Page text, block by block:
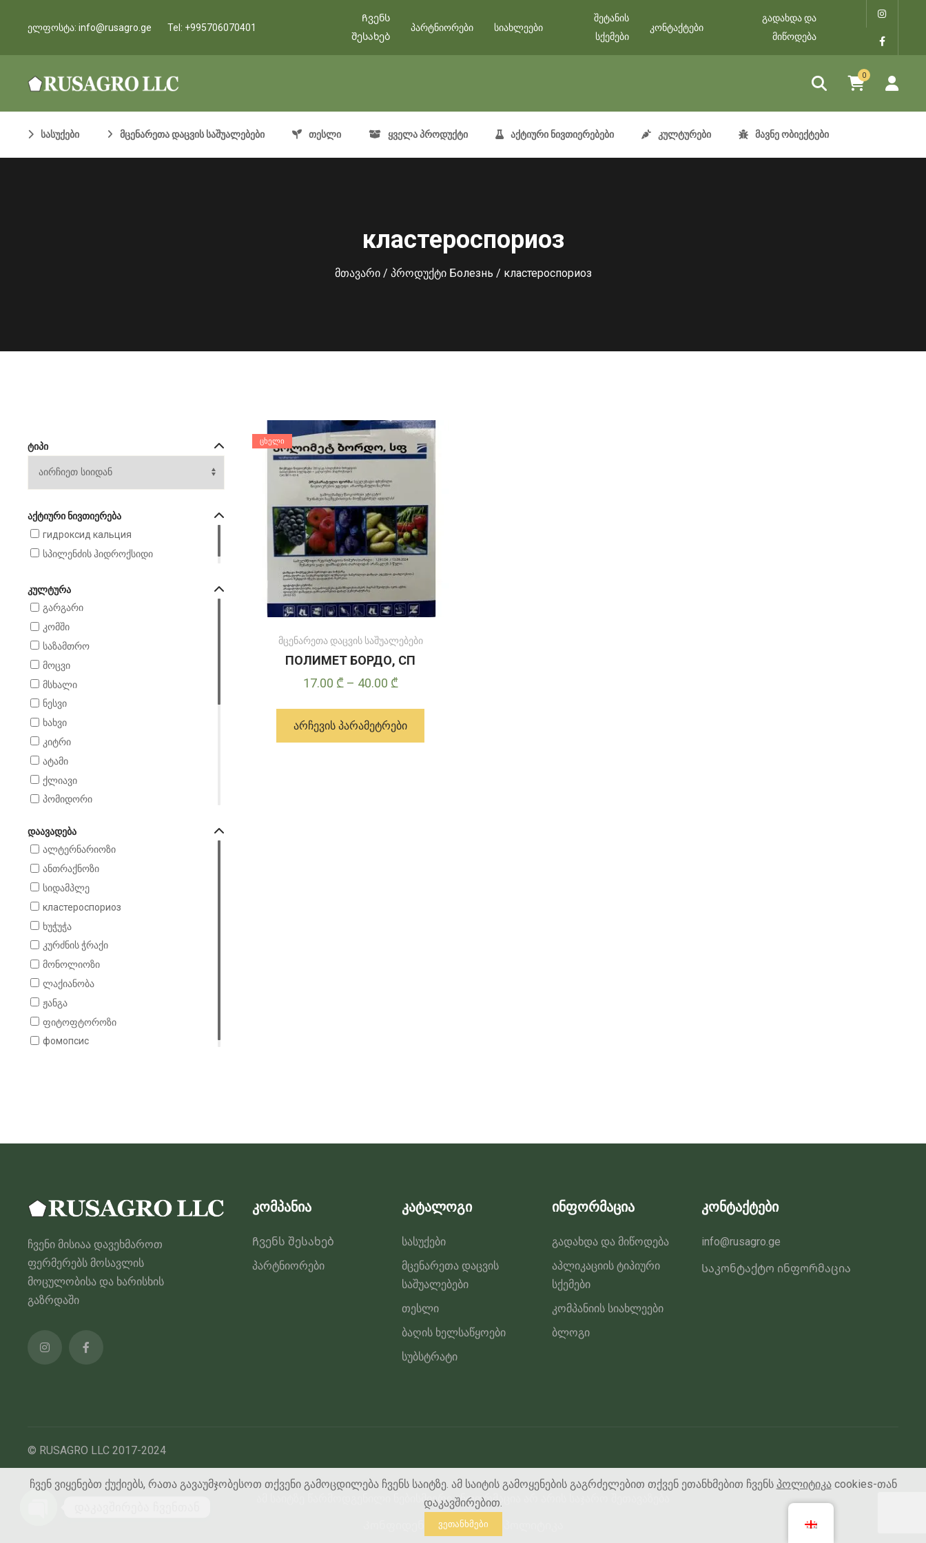
ელფოსტა: info@rusagro.ge Tel: +995706070401
Ჩვენს
შესახებ
პარტნიორები სიახლეები
შეტანის
სქემები
კონტაქტები
გადახდა და
მიწოდება
0
სასუქები მცენარეთა დაცვის საშუალებები თესლი ყველა პროდუქტი აქტიური ნივთიერებები კულტურები მავნე ობიექტები
кластероспориоз
მთავარი/ პროდუქტი Болезнь / кластероспориоз
ᲢᲘᲞᲘ
ᲐᲥᲢᲘᲣᲠᲘ ᲜᲘᲕᲗᲘᲔᲠᲔᲑᲐ
гидроксид кальция
სპილენძის ჰიდროქსიდი
ᲙᲣᲚᲢᲣᲠᲐ
გარგარი
კომში
საზამთრო
მოცვი
მსხალი
ნესვი
ხახვი
კიტრი
ატამი
ქლიავი
პომიდორი
ციტრუსი
ბალი
миндаль
чеснок
ყურძენი
ალუბალი
კარტოფილი
ჟოლო
ვაშლი
ᲓᲐᲐᲕᲐᲓᲔᲑᲐ
ალტერნარიოზი
ანთრაქნოზი
სიდამპლე
кластероспориоз
ხუჭუჭა
კურძნის ჭრაქი
მონოლიოზი
ლაქიანობა
ჟანგა
ფიტოფტოროზი
фомопсис
ᲪᲮᲔᲚᲘ
მცენარეთა დაცვის საშუალებები
ПОЛИМЕТ БОРДО, СП
17.00 ₾ – 40.00 ₾Price
17.00 ₾
ᲐᲠᲩᲔᲕᲘᲡ ᲞᲐᲠᲐᲛᲔᲢᲠᲔᲑᲘ
ჩვენი მისიაა დავეხმაროთ
ფერმერებს მოსავლის
მოცულობისა და ხარისხის
გაზრდაში
კომპანია
Ჩვენს შესახებ
პარტნიორები
კატალოგი
სასუქები
მცენარეთა დაცვის
საშუალებები
თესლი
ბაღის ხელსაწყოები
სუბსტრატი
ინფორმაცია
გადახდა და მიწოდება
აპლიკაციის ტიპიური
სქემები
კომპანიის სიახლეები
ბლოგი
კონტაქტები
info@rusagro.ge
Საკონტაქტო ინფორმაცია
© RUSAGRO LLC 2017-2024
ამ საიტზე წარმოდგენილი ნებისმიერი ინფორმაცია არ არის საჯარო შეთავაზება
Კონფიდენციალურობის პოლიტიკა
ჩვენ ვიყენებთ ქუქიებს, რათა გავაუმჯობესოთ თქვენი გამოცდილება ჩვენს საიტზე. ამ საიტის გამოყენების გაგრძელებით თქვენ ეთანხმებით ჩვენს პოლიტიკაcookies-თან
დაკავშირებით.
ვეთანხმები